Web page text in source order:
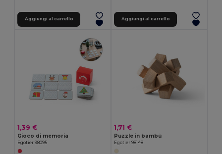
Aggiungi al carrello Aggiungi al carrello
1,39 €
Gioco di memoria
Egotier 98095
1,71 €
Puzzle in bambù
Egotier 98148